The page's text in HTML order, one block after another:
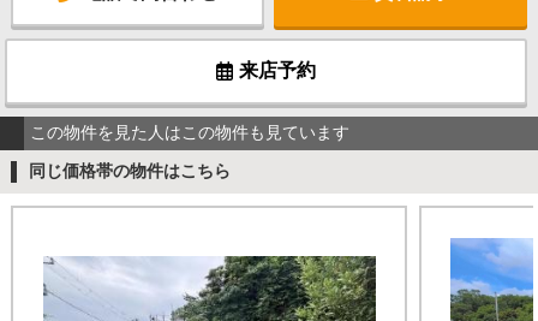
来店予約
この物件を見た人はこの物件も見ています
同じ価格帯の物件はこちら